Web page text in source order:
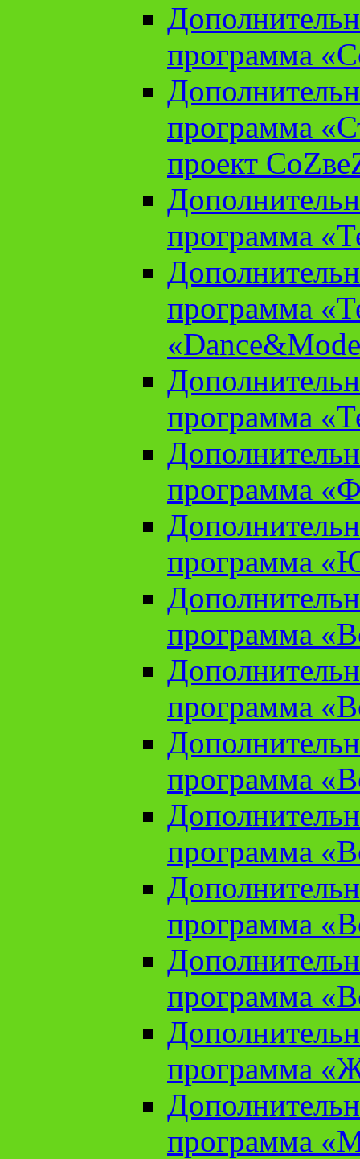
программа
программа
проект
программа
программа
программа
программа
программа
программа
программа
программа
программа
программа
программа
программа
программа